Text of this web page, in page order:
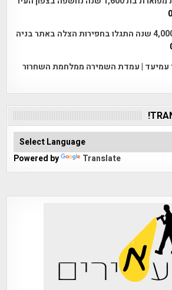
פתילות קדומות בנות 4,000 שנה התגלו בחפירות הצלה באתר בניה
עמיעד | עמדת השמירה ממלחמת השחרור
Powered by Translate